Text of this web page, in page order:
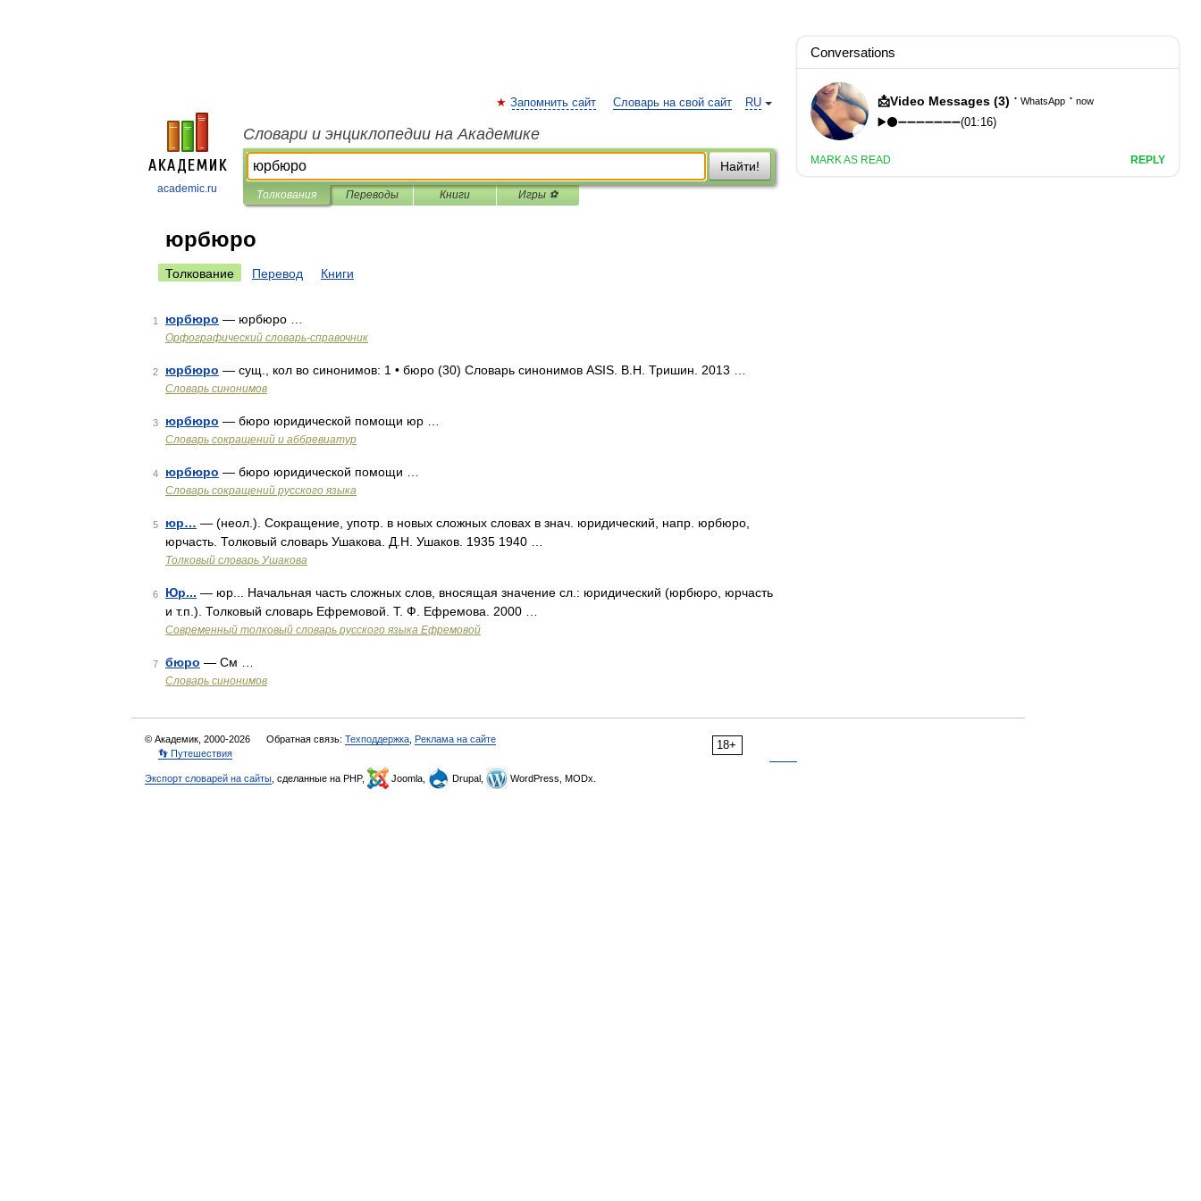
academic.ru
RU
Запомнить сайт Словарь на свой сайт
Словари и энциклопедии на Академике
Найти!
Толкования Переводы Книги Игры ⚽
юрбюро
Толкование Перевод Книги
1 юрбюро — юрбюро …
Орфографический словарь-справочник
2 юрбюро — сущ., кол во синонимов: 1 • бюро (30) Словарь синонимов ASIS. В.Н. Тришин. 2013 …
Словарь синонимов
3 юрбюро — бюро юридической помощи юр …
Словарь сокращений и аббревиатур
4 юрбюро — бюро юридической помощи …
Словарь сокращений русского языка
5 юр… — (неол.). Сокращение, употр. в новых сложных словах в знач. юридический, напр. юрбюро,
юрчасть. Толковый словарь Ушакова. Д.Н. Ушаков. 1935 1940 …
Толковый словарь Ушакова
6 Юр... — юр... Начальная часть сложных слов, вносящая значение сл.: юридический (юрбюро, юрчасть
и т.п.). Толковый словарь Ефремовой. Т. Ф. Ефремова. 2000 …
Современный толковый словарь русского языка Ефремовой
7 бюро — См …
Словарь синонимов
18+
© Академик, 2000-2026 Обратная связь: Техподдержка Реклама на сайте
👣 Путешествия
Экспорт словарей на сайты , сделанные на PHP, Joomla, Drupal, WordPress, MODx.